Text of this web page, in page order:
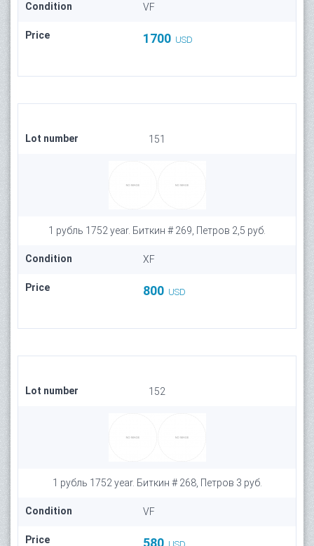
Condition VF
Price 1700 USD
Lot number 151
1 рубль 1752 year. Биткин # 269, Петров 2,5 руб.
Condition XF
Price 800 USD
Lot number 152
1 рубль 1752 year. Биткин # 268, Петров 3 руб.
Condition VF
Price 580